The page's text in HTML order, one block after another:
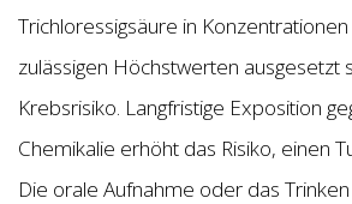
Trichloressigsäure in
zulässigen Höchstwerten ausgesetzt
Krebsrisiko. Langfristige Exposition
Chemikalie erhöht das Risiko, einen
Die orale Aufnahme oder das